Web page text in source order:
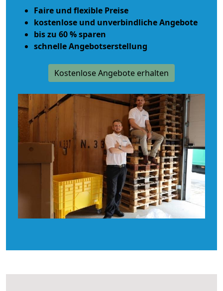
Faire und flexible Preise
kostenlose und unverbindliche Angebote
bis zu 60 % sparen
schnelle Angebotserstellung
Kostenlose Angebote erhalten